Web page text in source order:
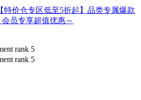
【特价仓专区低至5折起】品类专属爆款
员专享超值优惠～